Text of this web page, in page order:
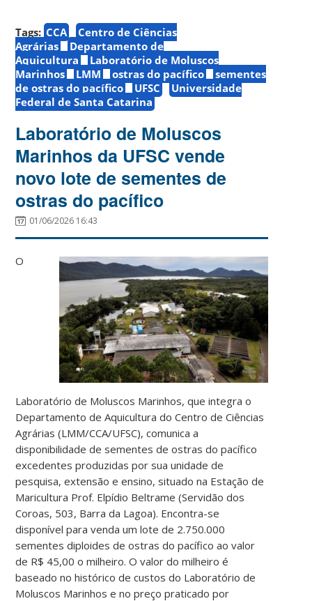
Tags: CCA
Centro de Ciências
Agrárias
Departamento de
Aquicultura
Laboratório de Moluscos
Marinhos
LMM ostras do pacífico
sementes
de ostras do pacífico
UFSC
Universidade
Federal de Santa Catarina
Laboratório de Moluscos
Marinhos da UFSC vende
novo lote de sementes de
ostras do pacífico
01/06/2026 16:43
O
Laboratório de Moluscos Marinhos, que integra o
Departamento de Aquicultura do Centro de Ciências
Agrárias (LMM/CCA/UFSC), comunica a
disponibilidade de sementes de ostras do pacífico
excedentes produzidas por sua unidade de
pesquisa, extensão e ensino, situado na Estação de
Maricultura Prof. Elpídio Beltrame (Servidão dos
Coroas, 503, Barra da Lagoa). Encontra-se
disponível para venda um lote de 2.750.000
sementes diploides de ostras do pacífico ao valor
de R$ 45,00 o milheiro.O valor do milheiro é
baseado no histórico de custos do Laboratório de
Moluscos Marinhos e no preço praticado por